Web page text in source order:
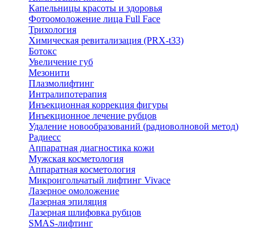
Капельницы красоты и здоровья
Фотоомоложение лица Full Face
Трихология
Химическая ревитализация (PRX-t33)
Ботокс
Увеличение губ
Мезонити
Плазмолифтинг
Интралипотерапия
Инъекционная коррекция фигуры
Инъекционное лечение рубцов
Удаление новообразований (радиоволновой метод)
Радиесс
Аппаратная диагностика кожи
Мужская косметология
Аппаратная косметология
Микроигольчатый лифтинг Vivace
Лазерное омоложение
Лазерная эпиляция
Лазерная шлифовка рубцов
SMAS-лифтинг